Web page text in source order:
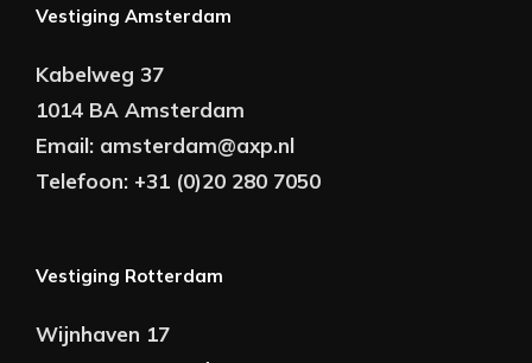
Vestiging Amsterdam
Kabelweg 37
1014 BA Amsterdam
Email: amsterdam@axp.nl
Telefoon: +31 (0)20 280 7050
Vestiging Rotterdam
Wijnhaven 17